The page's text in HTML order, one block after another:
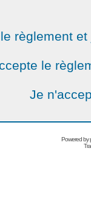
règlement
le
Je
Powered by